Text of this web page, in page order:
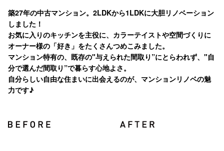
築27年の中古マンション。2LDKから1LDKに大胆リノベーション
しました！
お気に入りのキッチンを主役に、カラーテイストや空間づくりに
オーナー様の「好き」をたくさんつめこみました。
マンション特有の、既存の"与えられた間取り”にとらわれず、"自
分で選んだ間取り”で暮らす心地よさ。
自分らしい自由な住まいに出会えるのが、マンションリノベの魅
力です♪